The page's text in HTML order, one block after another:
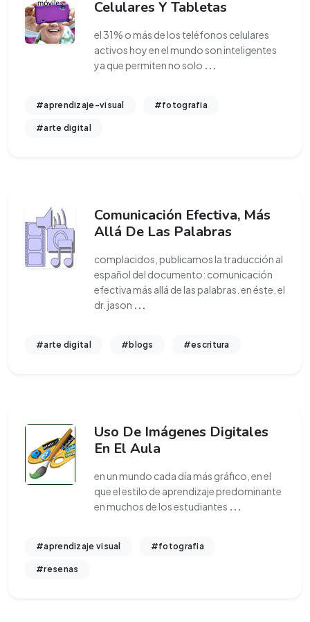
Celulares Y Tabletas
el 31% o más de los teléfonos celulares
activos hoy en el mundo son inteligentes
ya que permiten no solo ...
#aprendizaje-visual #fotografia
#arte digital
Comunicación Efectiva, Más
Allá De Las Palabras
complacidos, publicamos la traducción al
español del documento: comunicación
efectiva más allá de las palabras. en éste, el
dr. jason ...
#arte digital #blogs #escritura
Uso De Imágenes Digitales
En El Aula
en un mundo cada día más gráfico, en el
que el estilo de aprendizaje predominante
en muchos de los estudiantes ...
#aprendizaje visual #fotografia
#resenas